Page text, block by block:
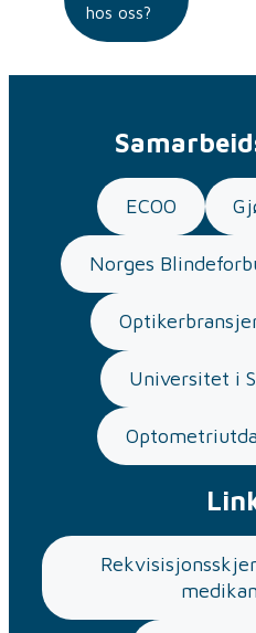
hos oss?
ECOO
Norges
Universitet i